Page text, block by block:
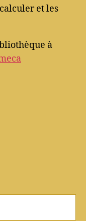
et les
à